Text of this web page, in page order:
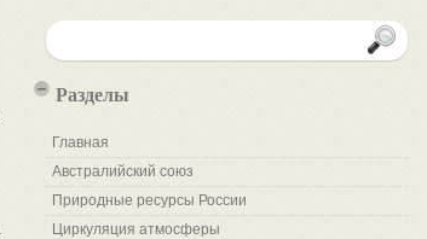
Разделы
Главная
Австралийский союз
Природные ресурсы России
Циркуляция атмосферы